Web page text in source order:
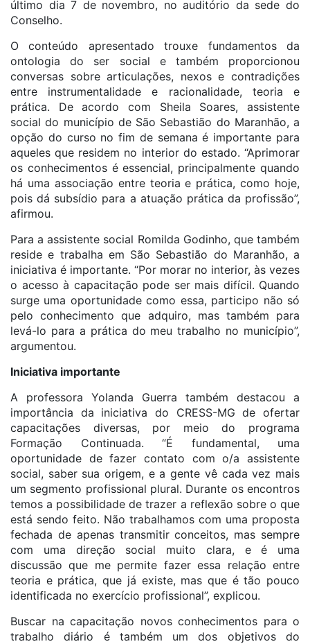
último dia 7 de novembro, no auditório da sede do
Conselho.
O conteúdo apresentado trouxe fundamentos da
ontologia do ser social e também proporcionou
conversas sobre articulações, nexos e contradições
entre instrumentalidade e racionalidade, teoria e
prática. De acordo com Sheila Soares, assistente
social do município de São Sebastião do Maranhão, a
opção do curso no fim de semana é importante para
aqueles que residem no interior do estado. “Aprimorar
os conhecimentos é essencial, principalmente quando
há uma associação entre teoria e prática, como hoje,
pois dá subsídio para a atuação prática da profissão”,
afirmou.
Para a assistente social Romilda Godinho, que também
reside e trabalha em São Sebastião do Maranhão, a
iniciativa é importante. “Por morar no interior, às vezes
o acesso à capacitação pode ser mais difícil. Quando
surge uma oportunidade como essa, participo não só
pelo conhecimento que adquiro, mas também para
levá-lo para a prática do meu trabalho no município”,
argumentou.
Iniciativa importante
A professora Yolanda Guerra também destacou a
importância da iniciativa do CRESS-MG de ofertar
capacitações diversas, por meio do programa
Formação Continuada. “É fundamental, uma
oportunidade de fazer contato com o/a assistente
social, saber sua origem, e a gente vê cada vez mais
um segmento profissional plural. Durante os encontros
temos a possibilidade de trazer a reflexão sobre o que
está sendo feito. Não trabalhamos com uma proposta
fechada de apenas transmitir conceitos, mas sempre
com uma direção social muito clara, e é uma
discussão que me permite fazer essa relação entre
teoria e prática, que já existe, mas que é tão pouco
identificada no exercício profissional”, explicou.
Buscar na capacitação novos conhecimentos para o
trabalho diário é também um dos objetivos do